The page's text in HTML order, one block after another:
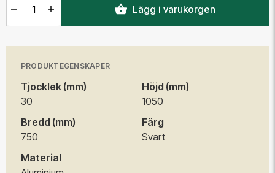
Lägg i varukorgen
PRODUKTEGENSKAPER
Tjocklek (mm)
30
Höjd (mm)
1050
Bredd (mm)
750
Färg
Svart
Material